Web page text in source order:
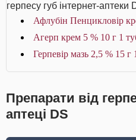
герпесу губ інтернет-аптеки
Афлубін Пенцикловір
Агерп крем 5 % 10 г 1
Герпевір мазь 2,5 % 15 г
Препарати від
аптеці DS